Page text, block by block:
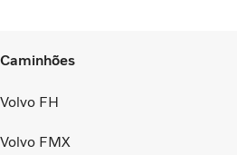
Caminhões
Volvo FH
Volvo FMX